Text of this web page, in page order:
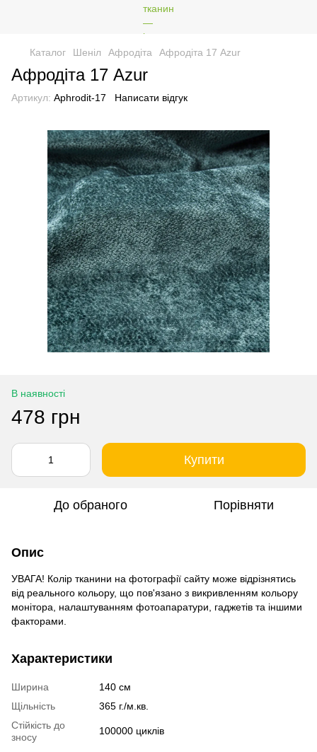
Каталог Шеніл Афродіта Афродіта 17 Azur
Афродіта 17 Azur
Артикул: Aphrodit-17 Написати відгук
В наявності
478 грн
Купити
До обраного Порівняти
Опис
УВАГА! Колір тканини на фотографії сайту може відрізнятись
від реального кольору, що пов'язано з викривленням кольору
монітора, налаштуванням фотоапаратури, гаджетів та іншими
факторами.
Характеристики
Ширина
140 см
Щільність
365 г./м.кв.
Стійкість до
зносу
100000 циклів